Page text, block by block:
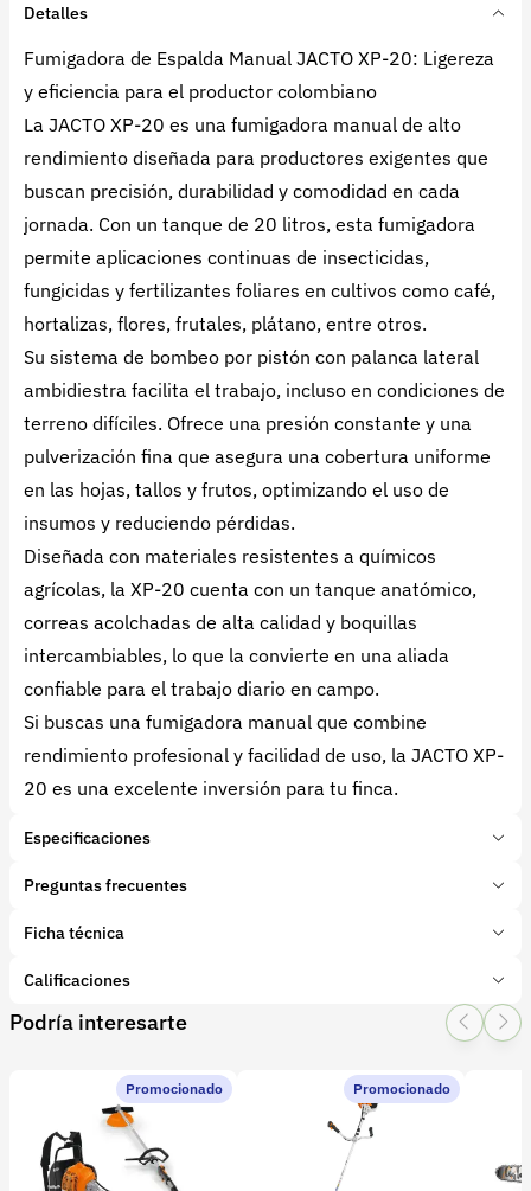
Detalles
Fumigadora de Espalda Manual JACTO XP-20: Ligereza
y eficiencia para el productor colombiano
La JACTO XP-20 es una fumigadora manual de alto
rendimiento diseñada para productores exigentes que
buscan precisión, durabilidad y comodidad en cada
jornada. Con un tanque de 20 litros, esta fumigadora
permite aplicaciones continuas de insecticidas,
fungicidas y fertilizantes foliares en cultivos como café,
hortalizas, flores, frutales, plátano, entre otros.
Su sistema de bombeo por pistón con palanca lateral
ambidiestra facilita el trabajo, incluso en condiciones de
terreno difíciles. Ofrece una presión constante y una
pulverización fina que asegura una cobertura uniforme
en las hojas, tallos y frutos, optimizando el uso de
insumos y reduciendo pérdidas.
Diseñada con materiales resistentes a químicos
agrícolas, la XP-20 cuenta con un tanque anatómico,
correas acolchadas de alta calidad y boquillas
intercambiables, lo que la convierte en una aliada
confiable para el trabajo diario en campo.
Si buscas una fumigadora manual que combine
rendimiento profesional y facilidad de uso, la JACTO XP-
20 es una excelente inversión para tu finca.
Especificaciones
Marca: Jacto
Tipo de producto:
Subcategoría:
Preguntas frecuentes
¿Cuántos litros de capacidad tiene la JACTO XP-20?
Tiene una capacidad de 20 litros, ideal para
trabajos prolongados sin recargas constantes.
Utiliza una bomba de pistón con palanca lateral,
eficiente para mantener presión constante.
¿Se puede usar en cualquier tipo de cultivo?
Sí, es muy versátil y se adapta a café, flores,
plátano, frutales, y hortalizas.
¿Es cómoda para jornadas largas?
Ficha técnica
JACTO XP-20.pdf
Calificaciones
1 Star
2 Star
3 Star4 Star
1 calificaciones
Podría interesarte
Promocionado Promocionado